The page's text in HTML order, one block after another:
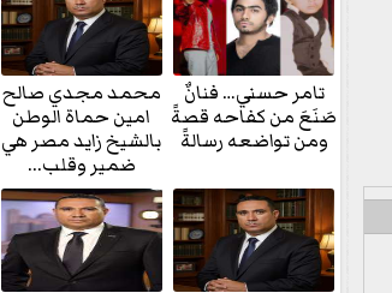
تامر حسني… فنانٌ
صَنَعَ من كفاحه قصةً
ومن تواضعه رسالةً
محمد مجدي صالح
امين حماة الوطن
بالشيخ زايد مصر هي
ضمير وقلب...